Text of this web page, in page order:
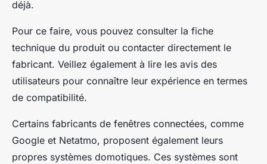
déjà.
Pour ce faire, vous pouvez consulter la fiche
technique du produit ou contacter directement le
fabricant. Veillez également à lire les avis des
utilisateurs pour connaître leur expérience en termes
de compatibilité.
Certains fabricants de fenêtres connectées, comme
Google et Netatmo, proposent également leurs
propres systèmes domotiques. Ces systèmes sont